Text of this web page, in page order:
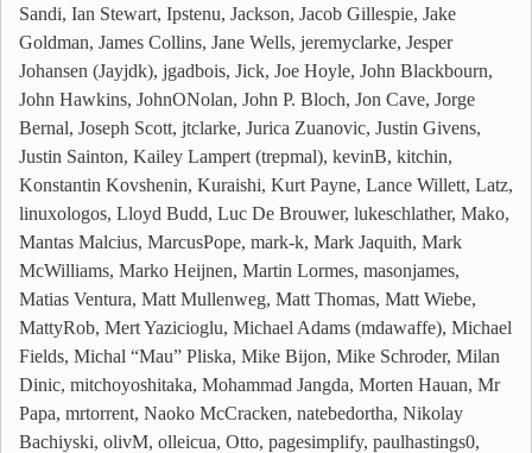
Sandi, Ian Stewart, Ipstenu, Jackson, Jacob Gillespie, Jake
Goldman, James Collins, Jane Wells, jeremyclarke, Jesper
Johansen (Jayjdk), jgadbois, Jick, Joe Hoyle, John Blackbourn,
John Hawkins, JohnONolan, John P. Bloch, Jon Cave, Jorge
Bernal, Joseph Scott, jtclarke, Jurica Zuanovic, Justin Givens,
Justin Sainton, Kailey Lampert (trepmal), kevinB, kitchin,
Konstantin Kovshenin, Kuraishi, Kurt Payne, Lance Willett, Latz,
linuxologos, Lloyd Budd, Luc De Brouwer, lukeschlather, Mako,
Mantas Malcius, MarcusPope, mark-k, Mark Jaquith, Mark
McWilliams, Marko Heijnen, Martin Lormes, masonjames,
Matias Ventura, Matt Mullenweg, Matt Thomas, Matt Wiebe,
MattyRob, Mert Yazicioglu, Michael Adams (mdawaffe), Michael
Fields, Michal “Mau” Pliska, Mike Bijon, Mike Schroder, Milan
Dinic, mitchoyoshitaka, Mohammad Jangda, Morten Hauan, Mr
Papa, mrtorrent, Naoko McCracken, natebedortha, Nikolay
Bachiyski, olivM, olleicua, Otto, pagesimplify, paulhastings0,